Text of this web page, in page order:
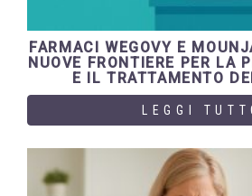
FARMACI WEGOVY E
NUOVE FRONTIERE PER LA
E IL TRATTAMENTO
LEGGI